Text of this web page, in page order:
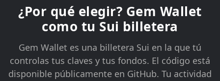
¿Por qué elegir? Gem Wallet
como tu Sui billetera
Gem Wallet es una billetera Sui en la que tú
controlas tus claves y tus fondos. El código está
disponible públicamente en GitHub. Tu actividad